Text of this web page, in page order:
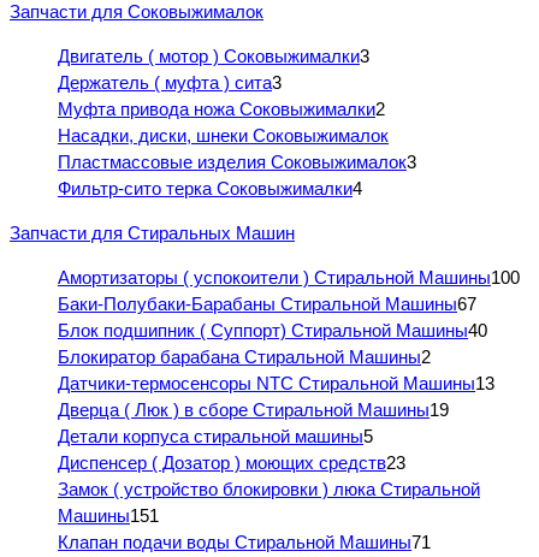
Запчасти для Соковыжималок
Двигатель ( мотор ) Соковыжималки3
Держатель ( муфта ) сита3
Муфта привода ножа Соковыжималки2
Насадки, диски, шнеки Соковыжималок
Пластмассовые изделия Соковыжималок3
Фильтр-сито терка Соковыжималки4
Запчасти для Стиральных Машин
Амортизаторы ( успокоители ) Стиральной Машины100
Баки-Полубаки-Барабаны Стиральной Машины67
Блок подшипник ( Суппорт) Стиральной Машины40
Блокиратор барабана Стиральной Машины2
Датчики-термосенсоры NTC Стиральной Машины13
Дверца ( Люк ) в сборе Стиральной Машины19
Детали корпуса стиральной машины5
Диспенсер ( Дозатор ) моющих средств23
Замок ( устройство блокировки ) люка Стиральной
Машины151
Клапан подачи воды Стиральной Машины71